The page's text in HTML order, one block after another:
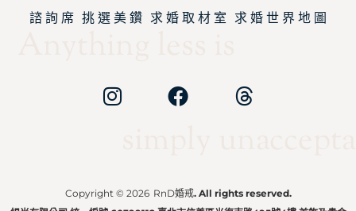
諮 詢 席 挑 選 美 鑽 求 婚 取 材 室 求 婚 世 界 地 圖
Copyright © 2026 RnD婚戒. All rights reserved.